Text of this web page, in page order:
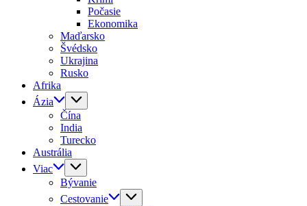
Počasie
Ekonomika
Maďarsko
Švédsko
Ukrajina
Rusko
Afrika
Ázia
Čína
India
Turecko
Austrália
Viac
Bývanie
Cestovanie